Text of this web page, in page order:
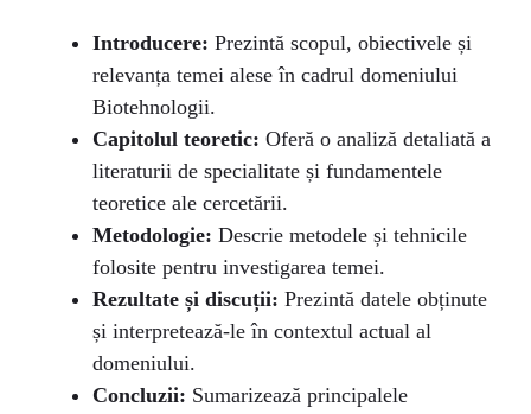
Introducere: Prezintă scopul, obiectivele și
relevanța temei alese în cadrul domeniului
Biotehnologii.
Capitolul teoretic: Oferă o analiză detaliată a
literaturii de specialitate și fundamentele
teoretice ale cercetării.
Metodologie: Descrie metodele și tehnicile
folosite pentru investigarea temei.
Rezultate și discuții: Prezintă datele obținute
și interpretează-le în contextul actual al
domeniului.
Concluzii: Sumarizează principalele